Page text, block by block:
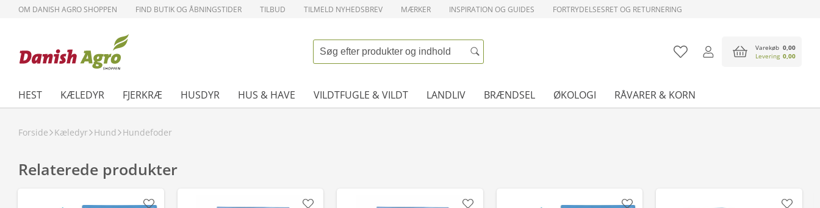
OM DANISH AGRO SHOPPEN FIND BUTIK OG ÅBNINGSTIDER TILBUD TILMELD NYHEDSBREV MÆRKER INSPIRATION OG GUIDES FORTRYDELSESRET OG RETURNERING
Varekøb 0,00
Levering 0,00
HEST KÆLEDYR FJERKRÆ HUSDYR HUS & HAVE VILDTFUGLE & VILDT LANDLIV BRÆNDSEL ØKOLOGI RÅVARER & KORN
Forside Kæledyr Hund Hundefoder
Relaterede produkter